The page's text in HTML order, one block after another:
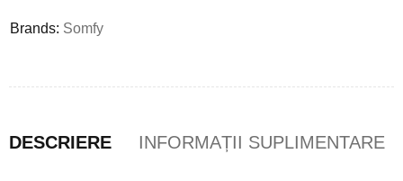
Brands: Somfy
DESCRIERE INFORMAȚII SUPLIMENTARE